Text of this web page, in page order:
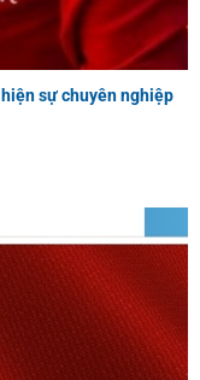
sự chuyên nghiệp